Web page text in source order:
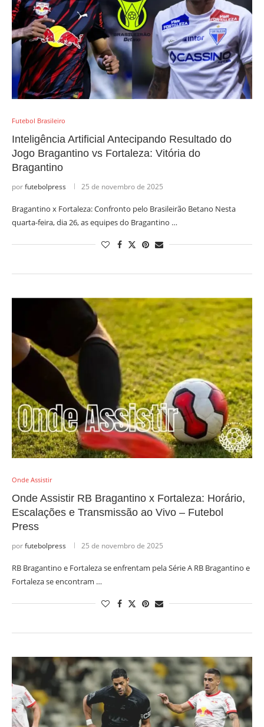
Futebol Brasileiro
Inteligência Artificial Antecipando Resultado do
Jogo Bragantino vs Fortaleza: Vitória do
Bragantino
porfutebolpress 25 de novembro de 2025
Bragantino x Fortaleza: Confronto pelo Brasileirão Betano Nesta
quarta-feira, dia 26, as equipes do Bragantino …
Onde Assistir
Onde Assistir RB Bragantino x Fortaleza: Horário,
Escalações e Transmissão ao Vivo – Futebol
Press
porfutebolpress 25 de novembro de 2025
RB Bragantino e Fortaleza se enfrentam pela Série A RB Bragantino e
Fortaleza se encontram …